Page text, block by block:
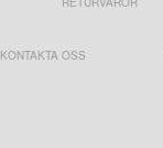
KONTAKTA OSS